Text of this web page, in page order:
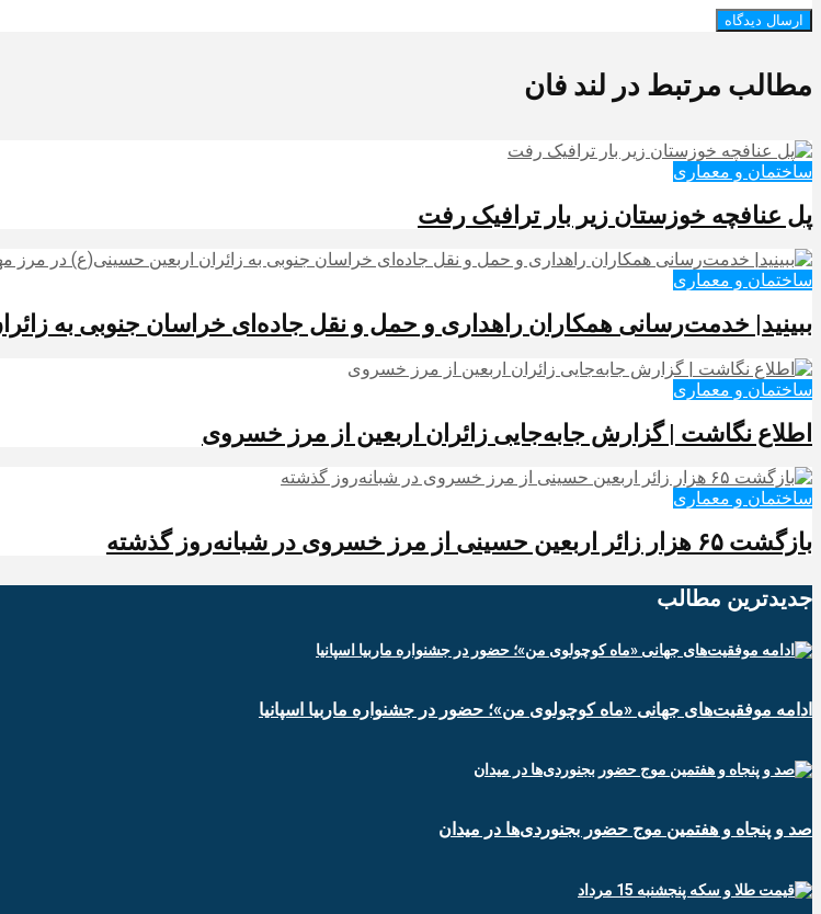
مطالب مرتبط در لند فان
ساختمان و معماری
پل عنافچه خوزستان زیر بار ترافیک رفت
ساختمان و معماری
ببینید| خدمت‌رسانی همکاران راهداری و حمل و نقل جاده‌ای خراسان جنوبی به
ساختمان و معماری
️اطلاع نگاشت | گزارش جابه‌جایی زائران اربعین از مرز خسروی
ساختمان و معماری
️بازگشت ۶۵ هزار زائر اربعین حسینی از مرز خسروی در شبانه‌روز گذشته
جدیدترین‌ مطالب
ادامه موفقیت‌های جهانی «ماه کوچولوی من»؛ حضور در جشنواره ماربیا اسپانیا
صد و پنجاه و هفتمین موج حضور بجنوردی‌ها در میدان